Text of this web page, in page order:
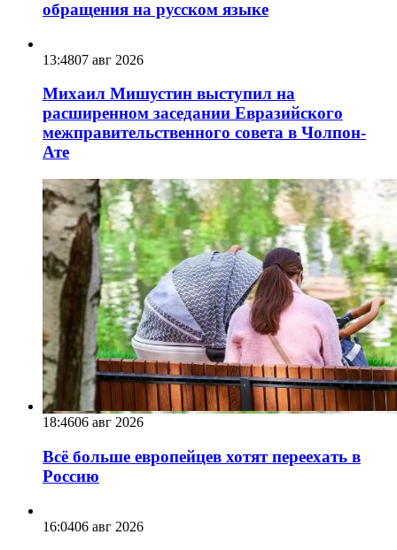
обращения на русском языке
13:4807 авг 2026
Михаил Мишустин выступил на
расширенном заседании Евразийского
межправительственного совета в Чолпон-
Ате
18:4606 авг 2026
Всё больше европейцев хотят переехать в
Россию
16:0406 авг 2026